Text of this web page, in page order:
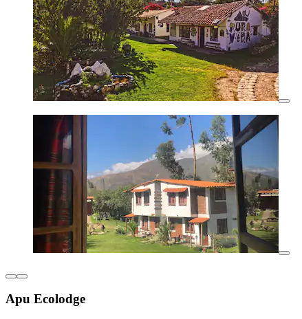
Apu Ecolodge